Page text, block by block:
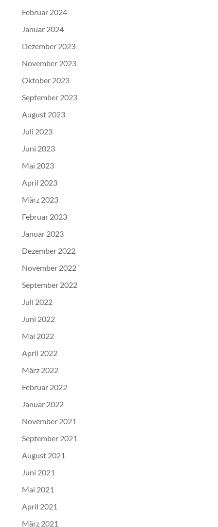
Februar 2024
Januar 2024
Dezember 2023
November 2023
Oktober 2023
September 2023
August 2023
Juli 2023
Juni 2023
Mai 2023
April 2023
März 2023
Februar 2023
Januar 2023
Dezember 2022
November 2022
September 2022
Juli 2022
Juni 2022
Mai 2022
April 2022
März 2022
Februar 2022
Januar 2022
November 2021
September 2021
August 2021
Juni 2021
Mai 2021
April 2021
März 2021